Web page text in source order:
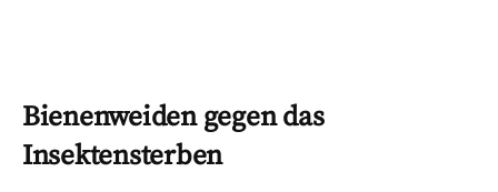
Bienenweiden gegen das
Insektensterben